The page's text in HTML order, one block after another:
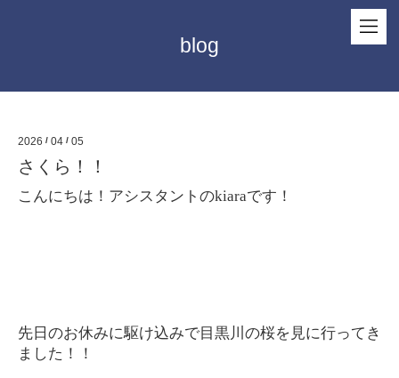
blog
2026 / 04 / 05
さくら！！
こんにちは！アシスタントのkiaraです！
先日のお休みに駆け込みで目黒川の桜を見に行ってき
ました！！